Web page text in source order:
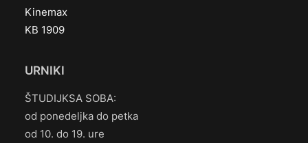
Kinemax
KB 1909
URNIKI
ŠTUDIJKSA SOBA:
od ponedeljka do petka
od 10. do 19. ure